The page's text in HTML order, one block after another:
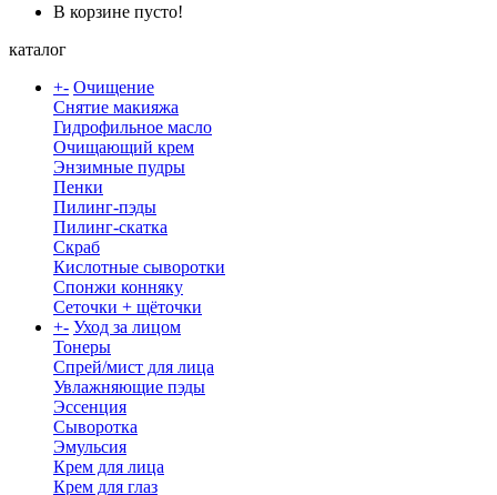
В корзине пусто!
каталог
+- Очищение
Снятие макияжа
Гидрофильное масло
Очищающий крем
Энзимные пудры
Пенки
Пилинг-пэды
Пилинг-скатка
Скраб
Кислотные сыворотки
Спонжи конняку
Сеточки + щёточки
+- Уход за лицом
Тонеры
Спрей/мист для лица
Увлажняющие пэды
Эссенция
Сыворотка
Эмульсия
Крем для лица
Крем для глаз